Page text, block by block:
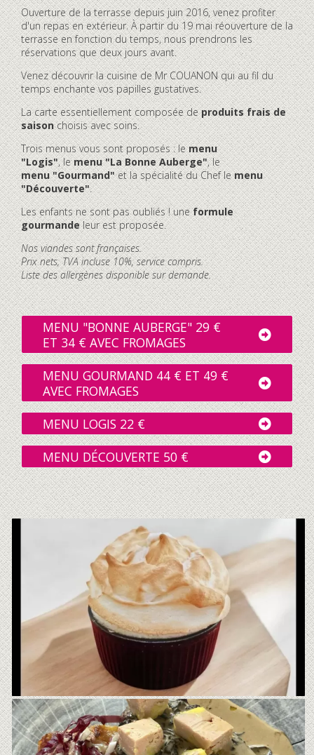
Ouverture de la terrasse depuis juin 2016, venez profiter
d'un repas en extérieur. À partir du 19 mai réouverture de la
terrasse en fonction du temps, nous prendrons les
réservations que deux jours avant.
Venez découvrir la cuisine de Mr COUANON qui au fil du
temps enchante vos papilles gustatives.
La carte essentiellement composée deproduits frais de
saisonchoisis avec soins.
Trois menus vous sont proposés : lemenu
"Logis", lemenu "La Bonne Auberge", le
menu "Gourmand"et la spécialité du Chef lemenu
"Découverte".
Les enfants ne sont pas oubliés ! uneformule
gourmandeleur est proposée.
Nos viandes sont françaises.
Prix nets, TVA incluse 10%, service compris.
Liste des allergènes disponible sur demande.
MENU "BONNE AUBERGE" 29 €
ET 34 € AVEC FROMAGES
MENU GOURMAND 44 € ET 49 €
AVEC FROMAGES
MENU LOGIS 22 €
MENU DÉCOUVERTE 50 €